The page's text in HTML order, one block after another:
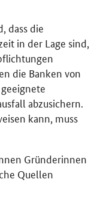
dass die
in der Lage sind,
die Banken von
abzusichern.
kann, muss
Gründerinnen
Quellen